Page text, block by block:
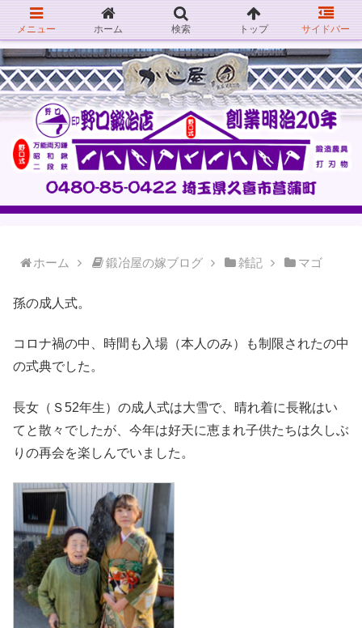
ホーム 鍛冶屋の嫁ブログ 雑記 マゴ
孫の成人式。
コロナ禍の中、時間も入場（本人のみ）も制限されたの中
の式典でした。
長女（Ｓ52年生）の成人式は大雪で、晴れ着に長靴はい
てと散々でしたが、今年は好天に恵まれ子供たちは久しぶ
りの再会を楽しんでいました。
メニュー ホーム 検索 トップ サイドバー